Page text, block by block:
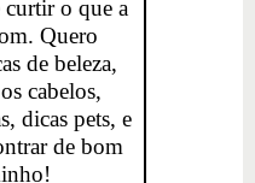
curtir o que a
Quero
de beleza,
cabelos,
dicas pets, e
de bom